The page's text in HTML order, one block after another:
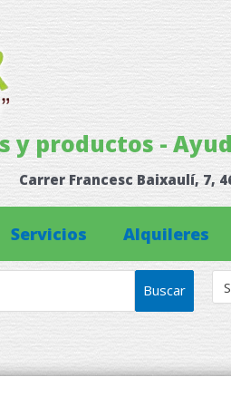
y productos -
Carrer Francesc Baixaulí, 7,
Servicios Alquileres
Buscar